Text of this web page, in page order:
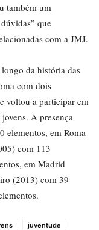
também um
que
com a JMJ.
da história das
com dois
voltou a participar em
A presença
elementos, em Roma
com 113
em Madrid
(2013) com 39
juventude